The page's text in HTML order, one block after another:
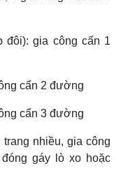
đôi): gia công cấn 1
cấn 2 đường
cấn 3 đường
nhiều, gia công
gáy lò xo hoặc